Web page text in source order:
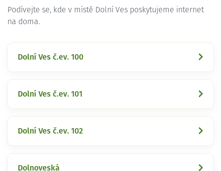
Podívejte se, kde v místě Dolní Ves poskytujeme internet
na doma.
Dolní Ves č.ev. 100
Dolní Ves č.ev. 101
Dolní Ves č.ev. 102
Dolnoveská